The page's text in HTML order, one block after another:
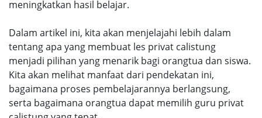
meningkatkan hasil belajar.
Dalam artikel ini, kita akan menjelajahi lebih dalam
tentang apa yang membuat les privat calistung
menjadi pilihan yang menarik bagi orangtua dan siswa.
Kita akan melihat manfaat dari pendekatan ini,
bagaimana proses pembelajarannya berlangsung,
serta bagaimana orangtua dapat memilih guru privat